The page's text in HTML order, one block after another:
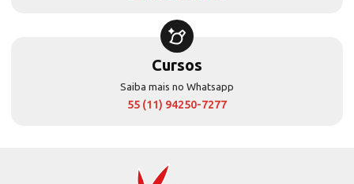
Cursos
Saiba mais no Whatsapp
55 (11) 94250-7277